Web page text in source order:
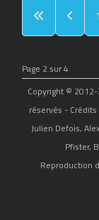
1
Page 2 sur 4
Copyright ©
réservés -
Julien Defois,
Pfister,
Reproduction